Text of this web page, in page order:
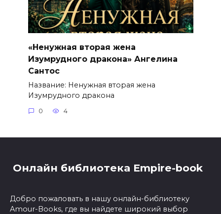
«Ненужная вторая жена
Изумрудного дракона» Ангелина
Сантос
Название: Ненужная вторая жена
Изумрудного дракона
0 4
Онлайн библиотека Empire-book
Добро пожаловать в нашу онлайн-библиотеку
Amour-Books, где вы найдете широкий выбор